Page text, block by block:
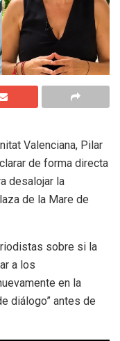
Valenciana, Pilar
de forma directa
desalojar la
de la Mare de
sobre si la
a los
en la
diálogo” antes de